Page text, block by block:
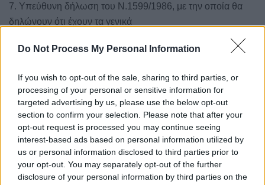
Do Not Process My Personal Information
If you wish to opt-out of the sale, sharing to third parties, or
processing of your personal or sensitive information for
targeted advertising by us, please use the below opt-out
section to confirm your selection. Please note that after your
opt-out request is processed you may continue seeing
interest-based ads based on personal information utilized by
us or personal information disclosed to third parties prior to
your opt-out. You may separately opt-out of the further
disclosure of your personal information by third parties on the
7. Υπεύθυνη δήλωση του Ν.1599/1986, με την οποία θα
δηλώνουν ότι έχουν τα γενικά
υπαλλήλους του πρώτου μέρους του
διορισμού απαιτείται
χωριστή από την αίτηση, υπεύθυνη δήλωση του
υποψηφίου, κατά το άρθρο 8 του
ν.1599/1986, στην οποία να δηλώνετε ότι πληρούνται τα
συγκεκριμένα προσόντα
ως αναφέρονται παρακάτω:
 Να έχουν την Ελληνική ιθαγένεια ή την ιθαγένεια της